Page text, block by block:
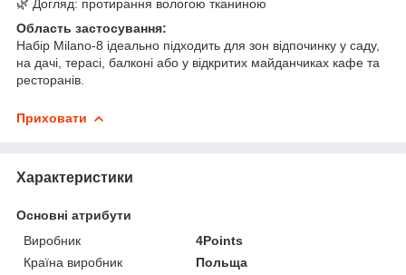
🌿 Догляд: протирання вологою тканиною
Область застосування:
Набір Milano-8 ідеально підходить для зон відпочинку у саду,
на дачі, терасі, балконі або у відкритих майданчиках кафе та
ресторанів.
Приховати
Характеристики
Основні атрибути
Виробник
4Points
Країна виробник
Польща